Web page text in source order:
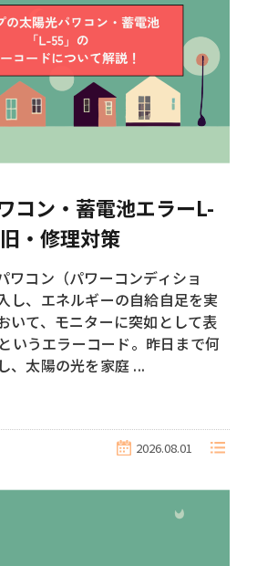
コン・蓄電池エラーL-
・修理対策
ワコン（パワーコンディショ
し、エネルギーの自給自足を実
いて、モニターに突如として表
いうエラーコード。昨日まで何
、太陽の光を家庭 ...
2026.08.01